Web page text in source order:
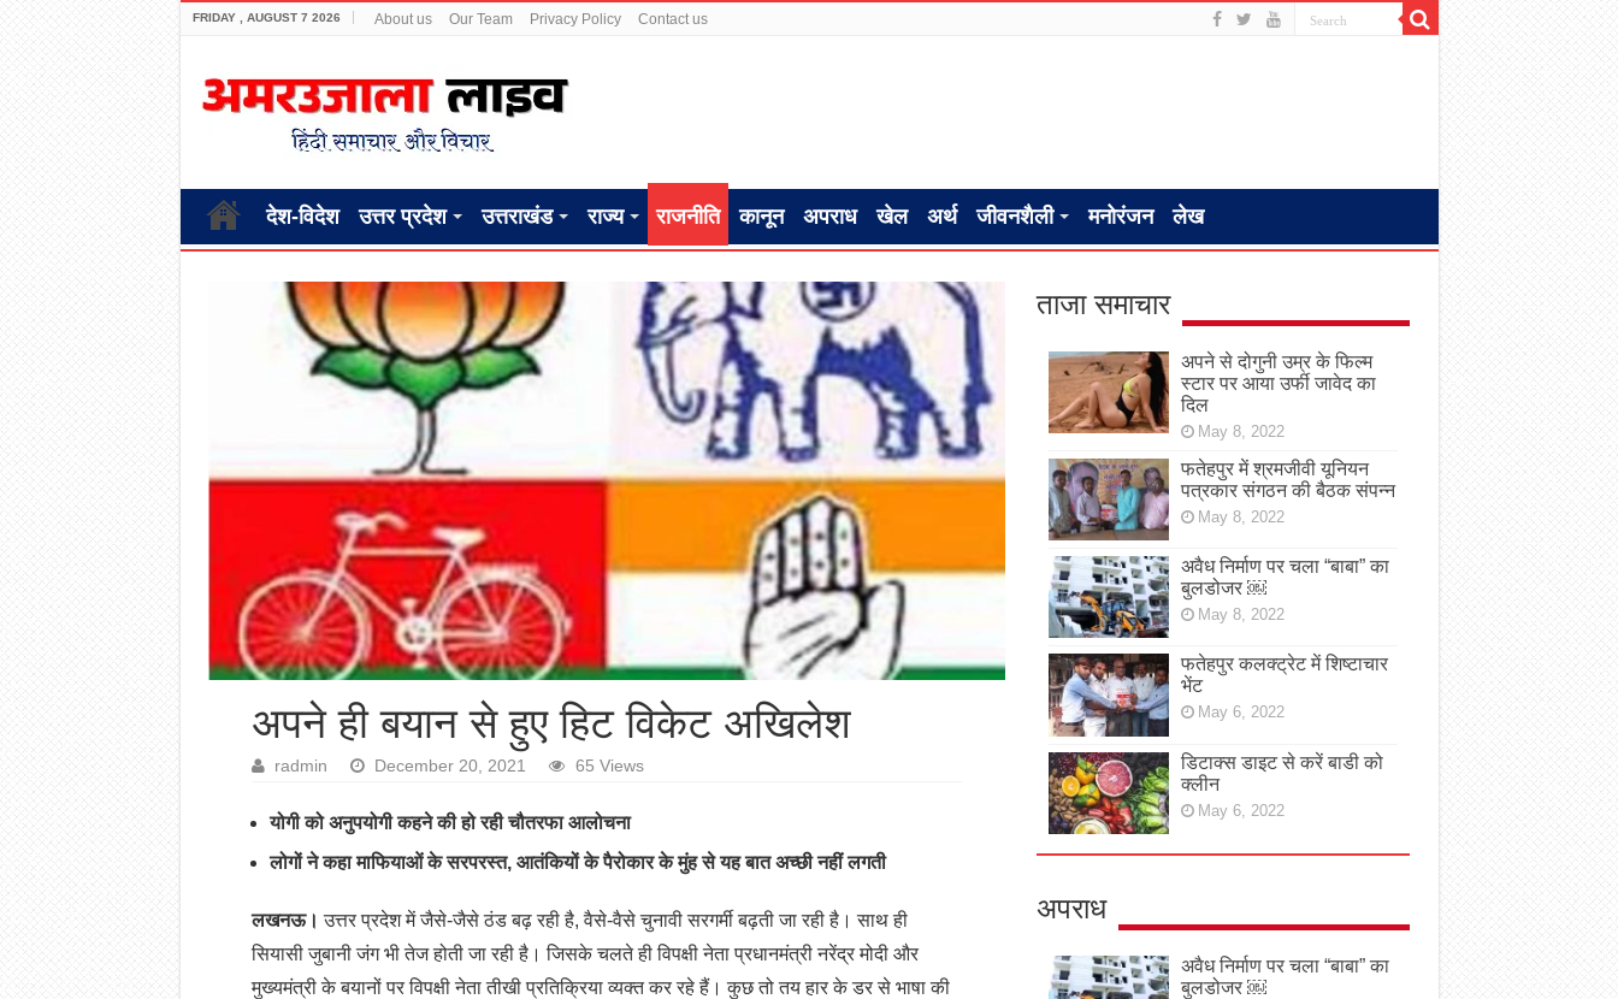
FRIDAY , AUGUST 7 2026 About us Our Team Privacy Policy Contact us
देश-विदेश उत्तर प्रदेश उत्तराखंड राज्य राजनीति कानून अपराध खेल अर्थ जीवनशैली मनोरंजन लेख
अपने ही बयान से हुए हिट विकेट अखिलेश
radmin December 20, 2021 65 Views
योगी को अनुपयोगी कहने की हो रही चौतरफा आलोचना
लोगों ने कहा माफियाओं के सरपरस्त, आतंकियों के पैरोकार के मुंह से यह बात अच्छी नहीं लगती
लखनऊ। उत्तर प्रदेश में जैसे-जैसे ठंड बढ़ रही है, वैसे-वैसे चुनावी सरगर्मी बढ़ती जा रही है। साथ ही
सियासी जुबानी जंग भी तेज होती जा रही है। जिसके चलते ही विपक्षी नेता प्रधानमंत्री नरेंद्र मोदी और
मुख्यमंत्री के बयानों पर विपक्षी नेता तीखी प्रतिक्रिया व्यक्त कर रहे हैं। कुछ तो तय हार के डर से भाषा की
ताजा समाचार
अपने से दोगुनी उम्र के फिल्म
स्टार पर आया उर्फी जावेद का
दिल
May 8, 2022
फतेहपुर में श्रमजीवी यूनियन
पत्रकार संगठन की बैठक संपन्न
May 8, 2022
अवैध निर्माण पर चला “बाबा” का
बुलडोजर ￼
May 8, 2022
फतेहपुर कलक्ट्रेट में शिष्टाचार
भेंट
May 6, 2022
डिटाक्स डाइट से करें बाडी को
क्लीन
May 6, 2022
अपराध
अवैध निर्माण पर चला “बाबा” का
बुलडोजर ￼